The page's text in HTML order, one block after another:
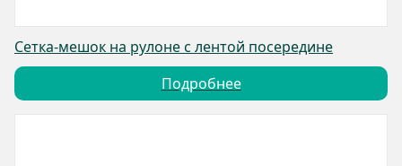
Сетка-мешок на рулоне с лентой посередине
Подробнее